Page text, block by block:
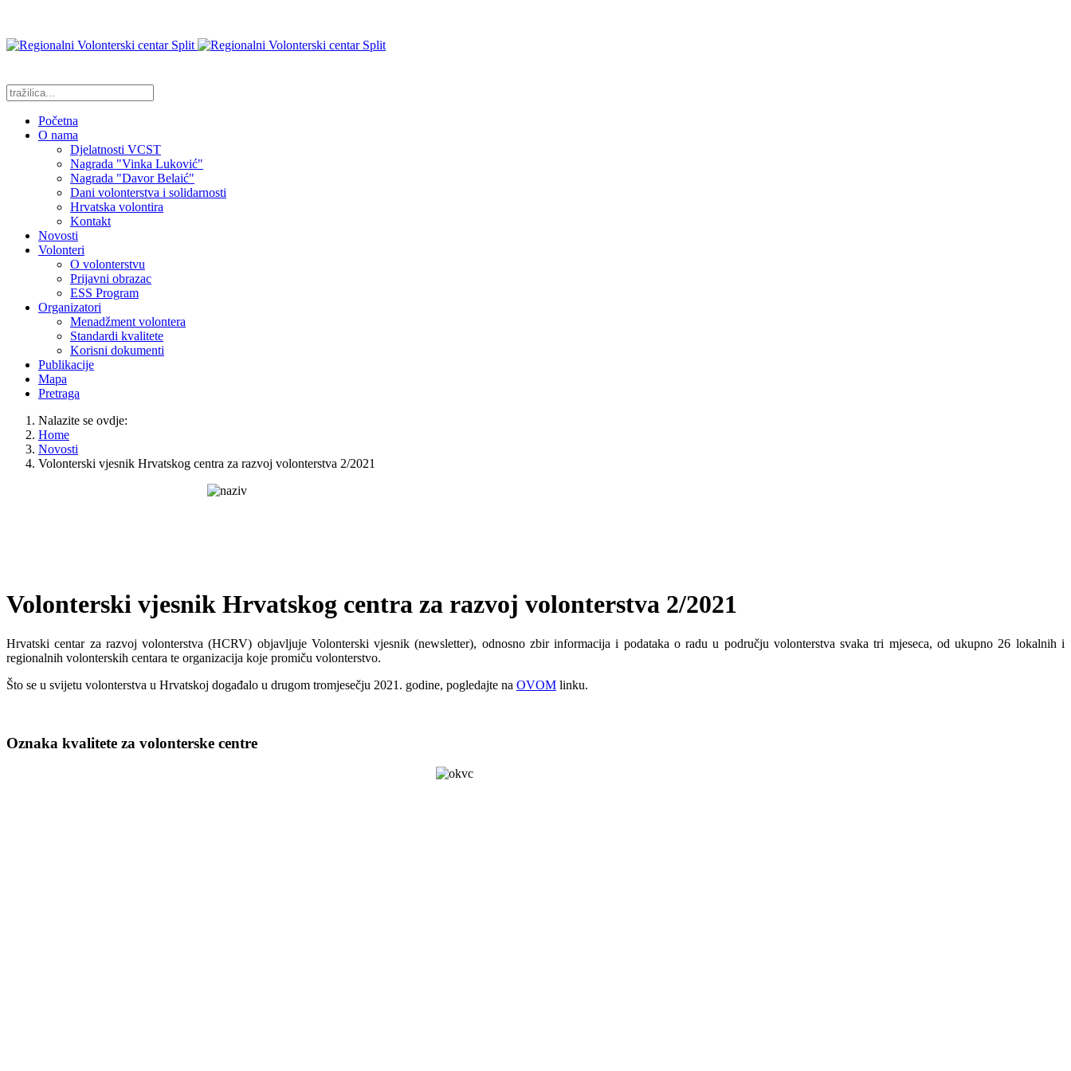
Početna
O nama
Djelatnosti VCST
Nagrada "Vinka Luković"
Nagrada "Davor Belaić"
Dani volonterstva i solidarnosti
Hrvatska volontira
Kontakt
Novosti
Volonteri
O volonterstvu
Prijavni obrazac
ESS Program
Organizatori
Menadžment volontera
Standardi kvalitete
Korisni dokumenti
Publikacije
Mapa
Pretraga
Nalazite se ovdje:
Home
Novosti
Volonterski vjesnik Hrvatskog centra za razvoj volonterstva 2/2021
Volonterski vjesnik Hrvatskog centra za razvoj volonterstva 2/2021
Hrvatski centar za razvoj volonterstva (HCRV) objavljuje Volonterski vjesnik (newsletter), odnosno zbir informacija i podataka o radu u području volonterstva svaka tri mjeseca, od ukupno 26 lokalnih i
regionalnih volonterskih centara te organizacija koje promiču volonterstvo.
Što se u svijetu volonterstva u Hrvatskoj događalo u drugom tromjesečju 2021. godine, pogledajte na OVOM linku.
Oznaka kvalitete za volonterske centre